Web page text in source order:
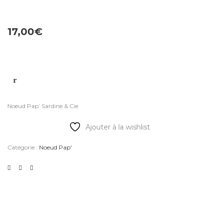
17,00€
Noeud Pap’ Sardine & Cie
Ajouter à la wishlist
Catégorie : Noeud Pap'